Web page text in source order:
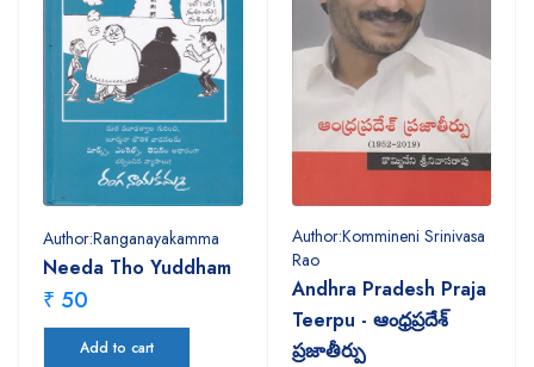
Author:Ranganayakamma
Needa Tho Yuddham
₹ 50
Add to cart
Author:Kommineni Srinivasa
Rao
Andhra Pradesh Praja
Teerpu - ఆంధ్రప్రదేశ్
ప్రజాతీర్పు